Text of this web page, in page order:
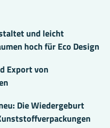
und leicht
hoch für Eco Design
Export von
Die Wiedergeburt